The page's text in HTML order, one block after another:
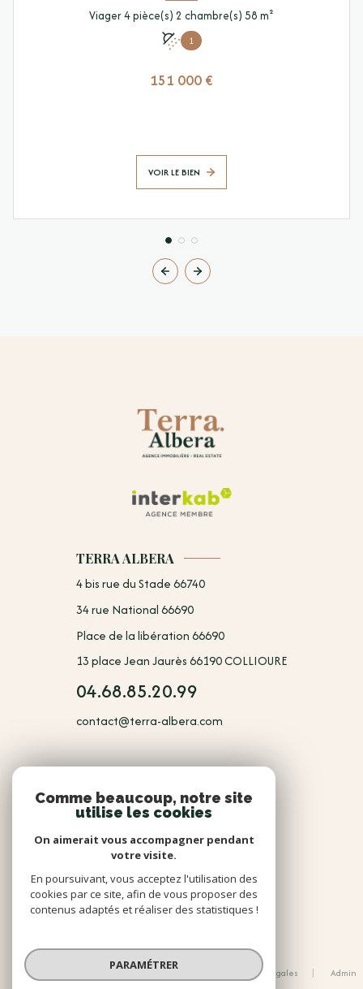
Viager 4 pièce(s) 2 chambre(s) 58 m²
1
151 000 €
VOIR LE BIEN
TERRA ALBERA
4 bis rue du Stade 66740
34 rue National 66690
Place de la libération 66690
13 place Jean Jaurès 66190 COLLIOURE
04.68.85.20.99
contact@terra-albera.com
Adhérents
© 2026 | Tous droits réservés
Nos partenaires Mentions légales
Admin
Comme beaucoup, notre site
utilise les cookies
On aimerait vous accompagner pendant
votre visite.
En poursuivant, vous acceptez l'utilisation des
cookies par ce site, afin de vous proposer des
contenus adaptés et réaliser des statistiques !
PARAMÉTRER